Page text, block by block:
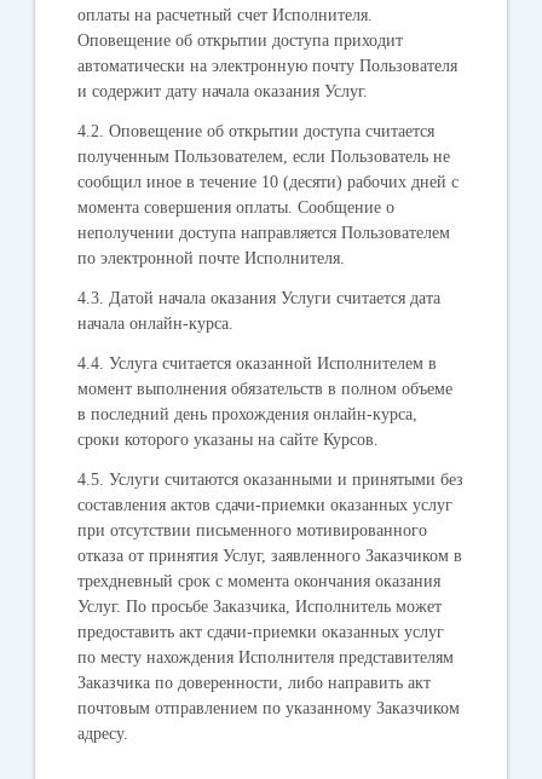
оплаты на расчетный счет Исполнителя.
Оповещение об открытии доступа приходит
автоматически на электронную почту Пользователя
и содержит дату начала оказания Услуг.
4.2. Оповещение об открытии доступа считается
полученным Пользователем, если Пользователь не
сообщил иное в течение 10 (десяти) рабочих дней с
момента совершения оплаты. Сообщение о
неполучении доступа направляется Пользователем
по электронной почте Исполнителя.
4.3. Датой начала оказания Услуги считается дата
начала онлайн-курса.
4.4. Услуга считается оказанной Исполнителем в
момент выполнения обязательств в полном объеме
в последний день прохождения онлайн-курса,
сроки которого указаны на сайте Курсов.
4.5. Услуги считаются оказанными и принятыми без
составления актов сдачи-приемки оказанных услуг
при отсутствии письменного мотивированного
отказа от принятия Услуг, заявленного Заказчиком в
трехдневный срок с момента окончания оказания
Услуг. По просьбе Заказчика, Исполнитель может
предоставить акт сдачи-приемки оказанных услуг
по месту нахождения Исполнителя представителям
Заказчика по доверенности, либо направить акт
почтовым отправлением по указанному Заказчиком
адресу.